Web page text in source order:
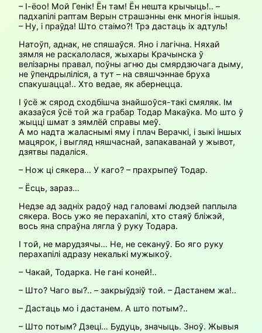
– І-ёоо! Мой Генік! Ён там! Ён нешта крычыць!.. –
падхапілі раптам Верын страшэнны енк многія іншыя.
– Ну, і праўда! Што стаімо?! Трэ дастаць іх адтуль!
Натоўп, аднак, не спяшаўся. Яно і лагічна. Няхай
зямля не раскалолася, жыхары Крачынска ў
велізарны правал, поўны агню ды смярдзючага дыму,
не ўпендрыліліся, а тут – на свяшчэннае бруха
спакушацца!.. Хто ведае, як абернецца.
І ўсё ж сярод сходбішча знайшоўся-такі смяляк. Ім
аказаўся ўсё той жа грабар Тодар Макаўка. Мо што ў
жыцці шмат з зямлёй справы меў.
А мо надта жаласнымі яму і плач Верачкі, і зыкі іншых
мацярок, і выгляд няшчаснай, запакаванай у жывот,
дзятвы падаліся.
– Нож ці сякера… У каго? – прахрыпеў Тодар.
– Ёсць, зараз…
Недзе ад задніх радоў над галовамі людзей паплыла
сякера. Вось ужо яе перахапілі, хто стаяў бліжэй,
вось яна спраўна лягла ў руку Тодара.
І той, не марудзячы… Не, не секануў. Бо яго руку
перахапілі адразу некалькі мужыкоў.
– Чакай, Тодарка. Не гані коней!..
– Што? Чаго вы?.. – закрыўдзіў той. – Дастанем жа!..
– Дастаць мо і дастанем. А што потым?..
– Што потым? Дзеці… Будуць, значыць. Зноў. Жывыя